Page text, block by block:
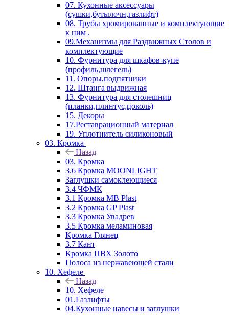
07. Кухонные аксессуары
(сушки,бутылочн,газлифт)
08. Трубы хромированные и комплектующие
к ним .
09.Механизмы для Раздвижных Столов и
комплектующие
10. Фурнитура для шкафов-купе
(профиль,шлегель)
11. Опоры,подпятники
12. Штанга выдвижная
13. Фурнитура для столешниц
(планки,плинтус,цоколь)
15. Декоры
17.Реставрационный материал
19. Уплотнитель силиконовый
03. Кромка
Назад
03. Кромка
3.6 Кромка MOONLIGHT
Заглушки самоклеющиеся
3.4 ЧФМК
3.1 Кромка MB Plast
3.2 Кромка GP Plast
3.3 Кромка Увадрев
3.5 Кромка меламиновая
Кромка Глянец
3.7 Кант
Кромка ПВХ Золото
Полоса из нержавеющей стали
10. Хефеле
Назад
10. Хефеле
01.Газлифты
04.Кухонные навесы и заглушки